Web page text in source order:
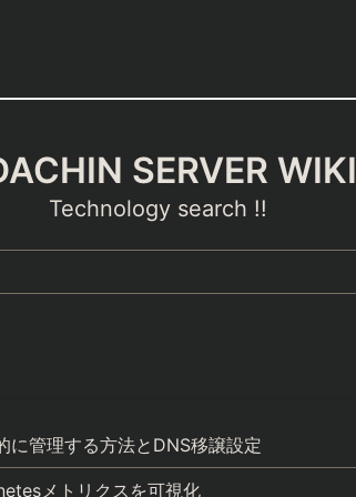
SERVER WIKI
Technology search !!
管理する方法とDNS移譲設定
メトリクスを可視化